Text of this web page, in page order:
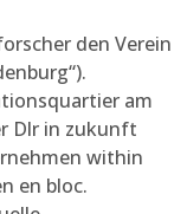
den Verein
am
Dlr in zukunft
within
en bloc.